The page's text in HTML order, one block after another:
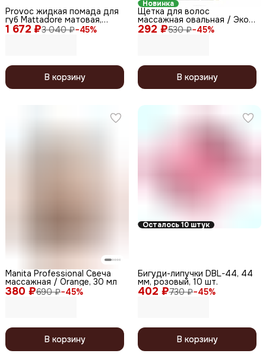
1 672 ₽3 040 ₽−45%
Provoc жидкая помада для
губ Mattadore матовая,
оттенок 09 Lumin, 5 г
В корзину
Новинка
292 ₽530 ₽−45%
Щетка для волос
массажная овальная / Эко
DBW438ECO, малая
В корзину
380 ₽690 ₽−45%
Manita Professional Свеча
массажная / Orange, 30 мл
В корзину
Осталось 10 штук
402 ₽730 ₽−45%
Бигуди-липучки DBL-44, 44
мм, розовый, 10 шт.
В корзину